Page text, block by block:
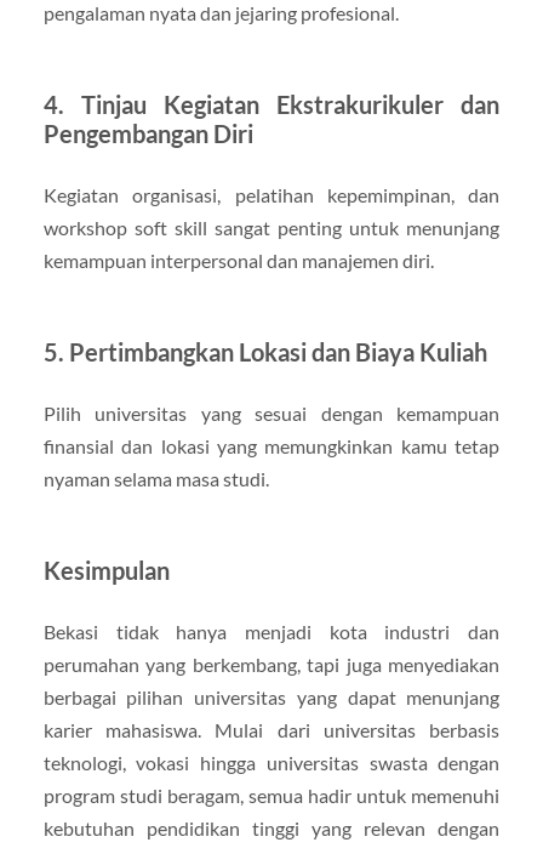
pengalaman nyata dan jejaring profesional.
4. Tinjau Kegiatan Ekstrakurikuler dan
Pengembangan Diri
Kegiatan organisasi, pelatihan kepemimpinan, dan
workshop soft skill sangat penting untuk menunjang
kemampuan interpersonal dan manajemen diri.
5. Pertimbangkan Lokasi dan Biaya Kuliah
Pilih universitas yang sesuai dengan kemampuan
finansial dan lokasi yang memungkinkan kamu tetap
nyaman selama masa studi.
Kesimpulan
Bekasi tidak hanya menjadi kota industri dan
perumahan yang berkembang, tapi juga menyediakan
berbagai pilihan universitas yang dapat menunjang
karier mahasiswa. Mulai dari universitas berbasis
teknologi, vokasi hingga universitas swasta dengan
program studi beragam, semua hadir untuk memenuhi
kebutuhan pendidikan tinggi yang relevan dengan